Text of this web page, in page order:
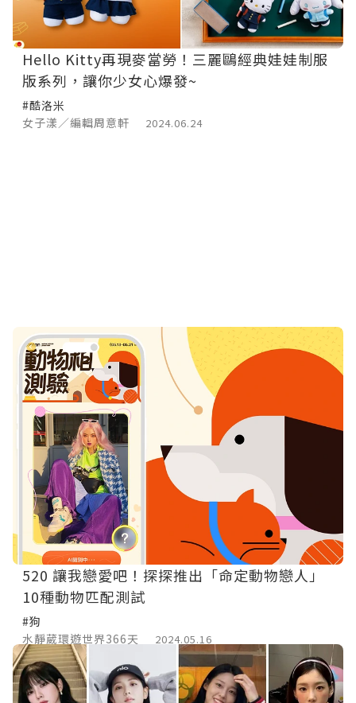
Hello Kitty再現麥當勞！三麗鷗經典娃娃制服
版系列，讓你少女心爆發~
#酷洛米
女子漾／編輯周意軒
2024.06.24
520 讓我戀愛吧！探探推出「命定動物戀人」
10種動物匹配測試
#狗
水靜葳環遊世界366天
2024.05.16